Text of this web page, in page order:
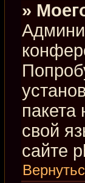
»
свой
сайте